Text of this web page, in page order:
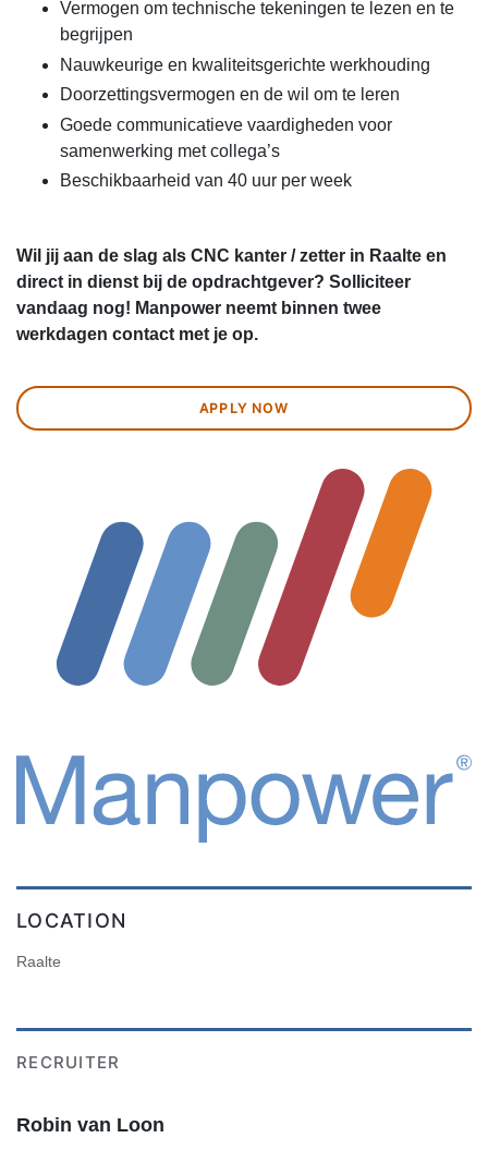
Vermogen om technische tekeningen te lezen en te
begrijpen
Nauwkeurige en kwaliteitsgerichte werkhouding
Doorzettingsvermogen en de wil om te leren
Goede communicatieve vaardigheden voor
samenwerking met collega’s
Beschikbaarheid van 40 uur per week
Wil jij aan de slag als CNC kanter / zetter in Raalte en
direct in dienst bij de opdrachtgever? Solliciteer
vandaag nog! Manpower neemt binnen twee
werkdagen contact met je op.
APPLY NOW
LOCATION
Raalte
RECRUITER
Robin van Loon